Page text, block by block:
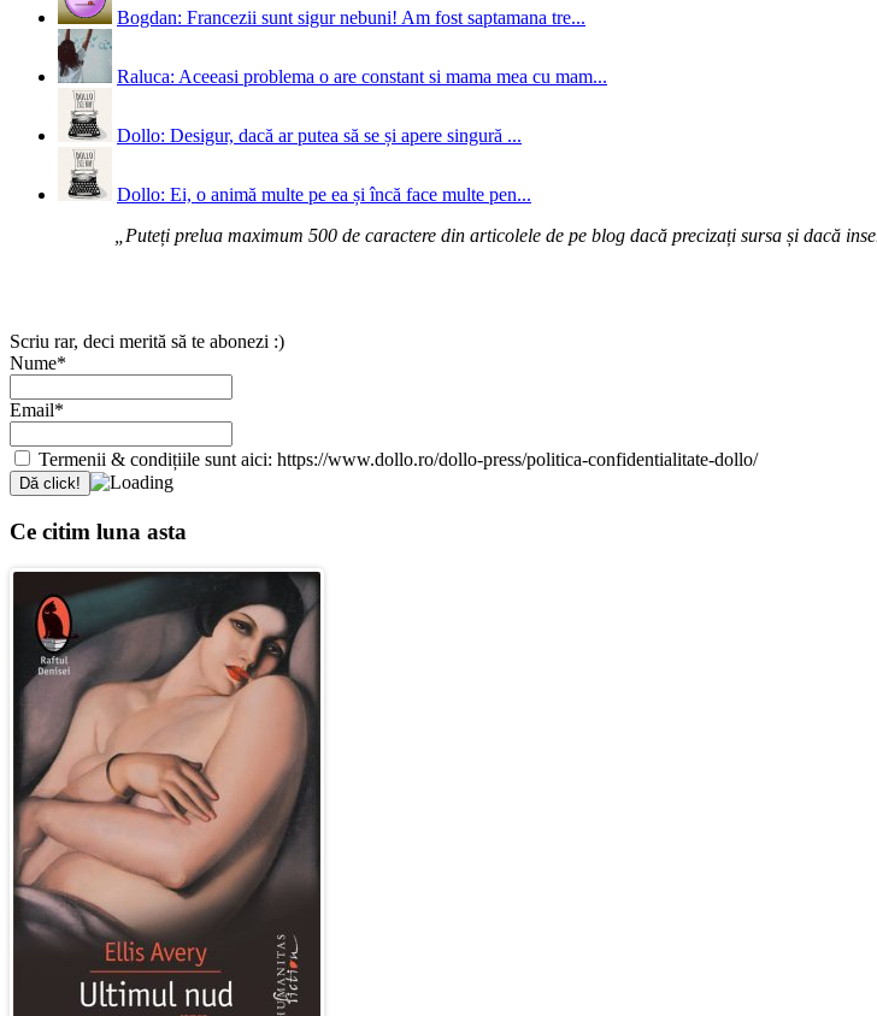
Bogdan: Francezii sunt sigur nebuni! Am fost saptamana tre...
Raluca: Aceeasi problema o are constant si mama mea cu mam...
Dollo: Desigur, dacă ar putea să se și apere singură ...
Dollo: Ei, o animă multe pe ea și încă face multe pen...
„Puteți prelua maximum 500 de caractere din articolele de pe blog dacă precizați sursa și dacă
Scriu rar, deci merită să te abonezi :)
Nume*
Email*
Termenii & condițiile sunt aici: https://www.dollo.ro/dollo-press/politica-confidentialitate-dollo/
Ce citim luna asta